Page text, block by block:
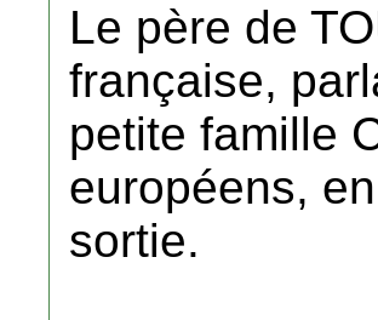
Le père de
française,
petite famille
européens,
sortie.